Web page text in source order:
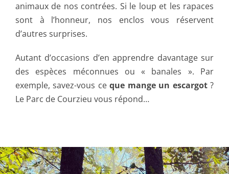
animaux de nos contrées. Si le loup et les rapaces
sont à l’honneur, nos enclos vous réservent
d’autres surprises.
Autant d’occasions d’en apprendre davantage sur
des espèces méconnues ou « banales ». Par
exemple, savez-vous ceque mange un escargot?
Le Parc de Courzieu vous répond…